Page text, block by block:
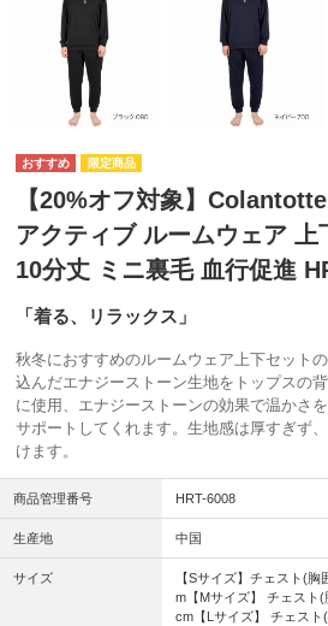
【20%オフ対象】
アクティブ ルームウェア 上
10分丈 ミニ裏毛 血行促進
「着る、リラックス」
秋冬におすすめのルームウェア上下セット
込んだエナジーストーン生地をトップスの
に使用、エナジーストーンの効果で温かさ
サポートしてくれます。生地感は厚すぎず
けます。
商品管理番号 HRT-6008
生産地 中国
サイズ
【Sサイズ】チェスト(
m【Mサイズ】 チェスト
cm【Lサイズ】 チェス